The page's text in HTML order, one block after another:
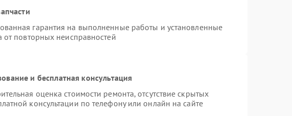
гарантия на выполненные работы и установленные
от повторных неисправностей
и бесплатная консультация
оценка стоимости ремонта, отсутствие скрытых
консультации по телефону или онлайн на сайте